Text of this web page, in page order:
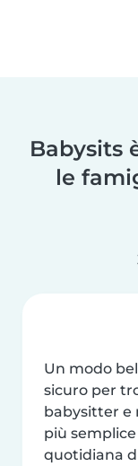
Babysits
le
Un modo
sicuro per
babysitter e
più
quotidiana